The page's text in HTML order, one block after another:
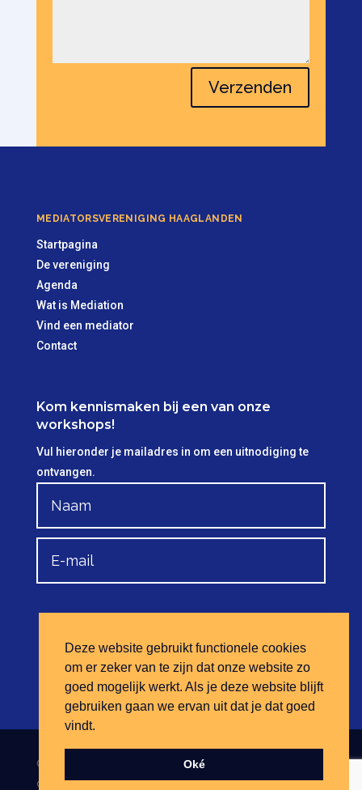
Verzenden
MEDIATORSVERENIGING HAAGLANDEN
Startpagina
De vereniging
Agenda
Wat is Mediation
Vind een mediator
Contact
Kom kennismaken bij een van onze
workshops!
Vul hieronder je mailadres in om een uitnodiging te
ontvangen.
Aanmelden
© Mediatorsvereniging Haaglanden | Website
Ontwerp Naar Website
Deze website gebruikt functionele cookies
om er zeker van te zijn dat onze website zo
goed mogelijk werkt. Als je deze website blijft
gebruiken gaan we ervan uit dat je dat goed
vindt.
Oké